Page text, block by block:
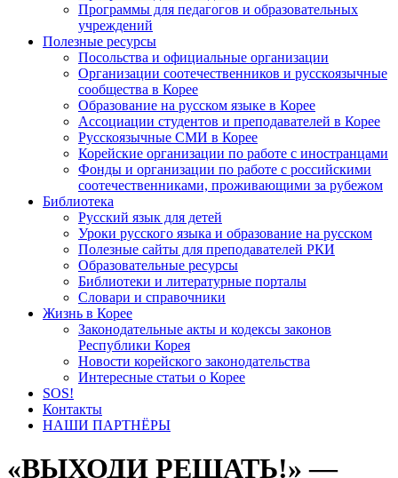
Программы для педагогов и образовательных
учреждений
Полезные ресурсы
Посольства и официальные организации
Организации соотечественников и русскоязычные
сообщества в Корее
Образование на русском языке в Корее
Ассоциации студентов и преподавателей в Корее
Русскоязычные СМИ в Корее
Корейские организации по работе с иностранцами
Фонды и организации по работе с российскими
соотечественниками, проживающими за рубежом
Библиотека
Русский язык для детей
Уроки русского языка и образование на русском
Полезные сайты для преподавателей РКИ
Образовательные ресурсы
Библиотеки и литературные порталы
Словари и справочники
Жизнь в Корее
Законодательные акты и кодексы законов
Республики Корея
Новости корейского законодательства
Интересные статьи о Корее
SOS!
Контакты
НАШИ ПАРТНЁРЫ
«ВЫХОДИ РЕШАТЬ!» —